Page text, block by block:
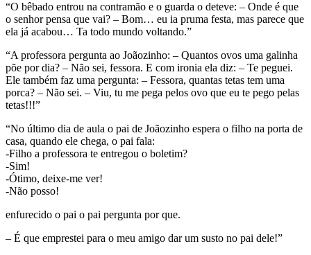
“O bêbado entrou na contramão e o guarda o deteve: – Onde é que
o senhor pensa que vai? – Bom… eu ia pruma festa, mas parece que
ela já acabou… Ta todo mundo voltando.”
“A professora pergunta ao Joãozinho: – Quantos ovos uma galinha
põe por dia? – Não sei, fessora. E com ironia ela diz: – Te peguei.
Ele também faz uma pergunta: – Fessora, quantas tetas tem uma
porca? – Não sei. – Viu, tu me pega pelos ovo que eu te pego pelas
tetas!!!”
“No último dia de aula o pai de Joãozinho espera o filho na porta de
casa, quando ele chega, o pai fala:
-Filho a professora te entregou o boletim?
-Sim!
-Ótimo, deixe-me ver!
-Não posso!
enfurecido o pai o pai pergunta por que.
– É que emprestei para o meu amigo dar um susto no pai dele!”